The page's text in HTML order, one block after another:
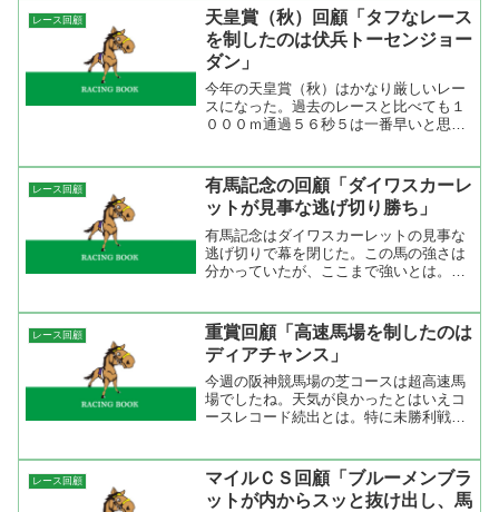
開。良馬場発表も昨日の雨で水分を含ん
で力がいる馬場。直線で逃げ...
レース回顧
天皇賞（秋）回顧「タフなレース
を制したのは伏兵トーセンジョー
ダン」
今年の天皇賞（秋）はかなり厳しいレー
スになった。過去のレースと比べても１
０００ｍ通過５６秒５は一番早いと思
ィが絡んでいってハイペースになった
が、今回はシルポートの単騎に...
レース回顧
有馬記念の回顧「ダイワスカーレ
ットが見事な逃げ切り勝ち」
有馬記念はダイワスカーレットの見事な
逃げ切りで幕を閉じた。この馬の強さは
分かっていたが、ここまで強いとは。逃
りでグッとペースを落として１３秒台を
２回刻む。そして、後続が...
レース回顧
重賞回顧「高速馬場を制したのは
ディアチャンス」
今週の阪神競馬場の芝コースは超高速馬
場でしたね。天気が良かったとはいえコ
ースレコード続出とは。特に未勝利戦の
でこの時計がでてしまうと馬場が速すぎ
でしょう。ここまで早い時...
レース回顧
マイルＣＳ回顧「ブルーメンブラ
ットが内からスッと抜け出し、馬